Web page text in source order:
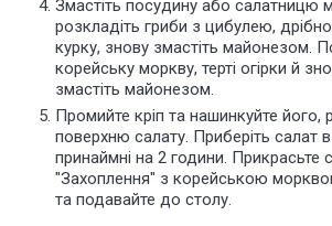
Змастіть посудину або салатницю
розкладіть гриби з цибулею,
курку, знову змастіть майонезом.
корейську моркву, терті огірки й
змастіть майонезом.
Промийте кріп та нашинкуйте його,
поверхню салату. Приберіть салат
принаймні на 2 години. Прикрасьте
"Захоплення" з корейською
та подавайте до столу.